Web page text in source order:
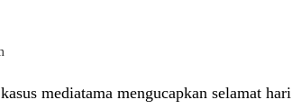
mediatama mengucapkan selamat hari